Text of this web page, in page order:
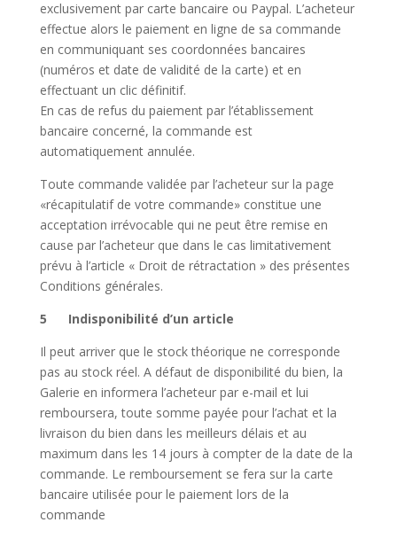
exclusivement par carte bancaire ou Paypal. L’acheteur
effectue alors le paiement en ligne de sa commande
en communiquant ses coordonnées bancaires
(numéros et date de validité de la carte) et en
effectuant un clic définitif.
En cas de refus du paiement par l’établissement
bancaire concerné, la commande est
automatiquement annulée.
Toute commande validée par l’acheteur sur la page
«récapitulatif de votre commande» constitue une
acceptation irrévocable qui ne peut être remise en
cause par l’acheteur que dans le cas limitativement
prévu à l’article « Droit de rétractation » des présentes
Conditions générales.
5 Indisponibilité d’un article
Il peut arriver que le stock théorique ne corresponde
pas au stock réel. A défaut de disponibilité du bien, la
Galerie en informera l’acheteur par e-mail et lui
remboursera, toute somme payée pour l’achat et la
livraison du bien dans les meilleurs délais et au
maximum dans les 14 jours à compter de la date de la
commande. Le remboursement se fera sur la carte
bancaire utilisée pour le paiement lors de la
commande